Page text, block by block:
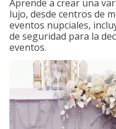
Aprende a crear una
lujo, desde centros de
eventos nupciales,
de seguridad para la
eventos.